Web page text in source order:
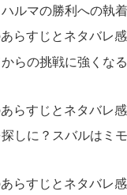
ルマの勝利への執
らすじとネタバレ
からの挑戦に強くな
らすじとネタバレ
しに？スバルはミ
らすじとネタバレ